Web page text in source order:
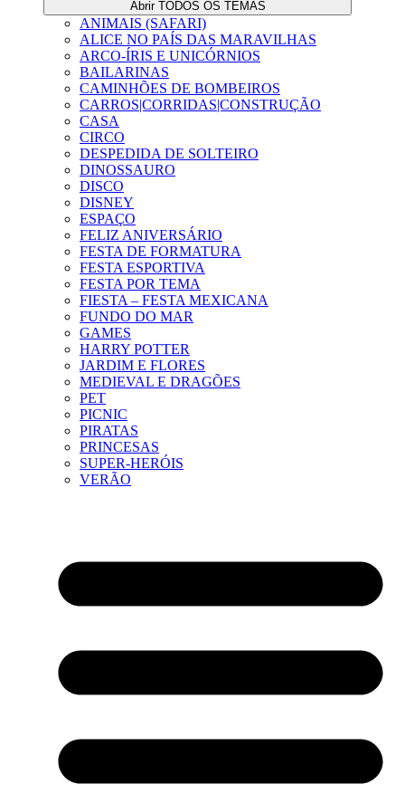
Abrir TODOS OS TEMAS
ANIMAIS (SAFARI)
ALICE NO PAÍS DAS MARAVILHAS
ARCO-ÍRIS E UNICÓRNIOS
BAILARINAS
CAMINHÕES DE BOMBEIROS
CARROS|CORRIDAS|CONSTRUÇÃO
CASA
CIRCO
DESPEDIDA DE SOLTEIRO
DINOSSAURO
DISCO
DISNEY
ESPAÇO
FELIZ ANIVERSÁRIO
FESTA DE FORMATURA
FESTA ESPORTIVA
FESTA POR TEMA
FIESTA – FESTA MEXICANA
FUNDO DO MAR
GAMES
HARRY POTTER
JARDIM E FLORES
MEDIEVAL E DRAGÕES
PET
PICNIC
PIRATAS
PRINCESAS
SUPER-HERÓIS
VERÃO